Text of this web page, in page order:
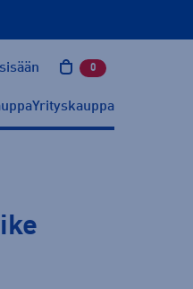
0 tuotetta
Yrityskauppa